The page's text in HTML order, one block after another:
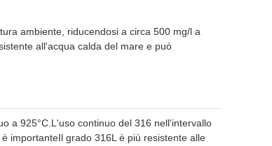
ambiente, riducendosi a circa 500 mg/l a
all'acqua calda del mare e può
a 925°C.L'uso continuo del 316 nell'intervallo
importanteIl grado 316L è più resistente alle